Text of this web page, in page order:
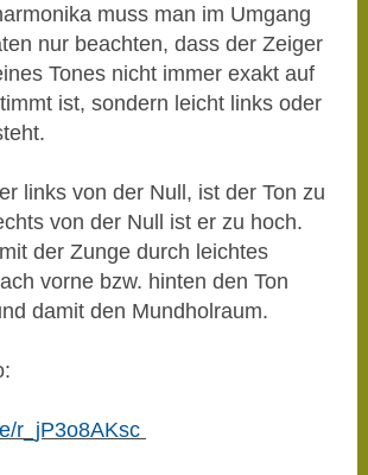
muss man im Umgang
nur beachten, dass der Zeiger
Tones nicht immer exakt auf
ist, sondern leicht links oder
links von der Null, ist der Ton zu
von der Null ist er zu hoch.
der Zunge durch leichtes
vorne bzw. hinten den Ton
damit den Mundholraum.
r_jP3o8AKsc